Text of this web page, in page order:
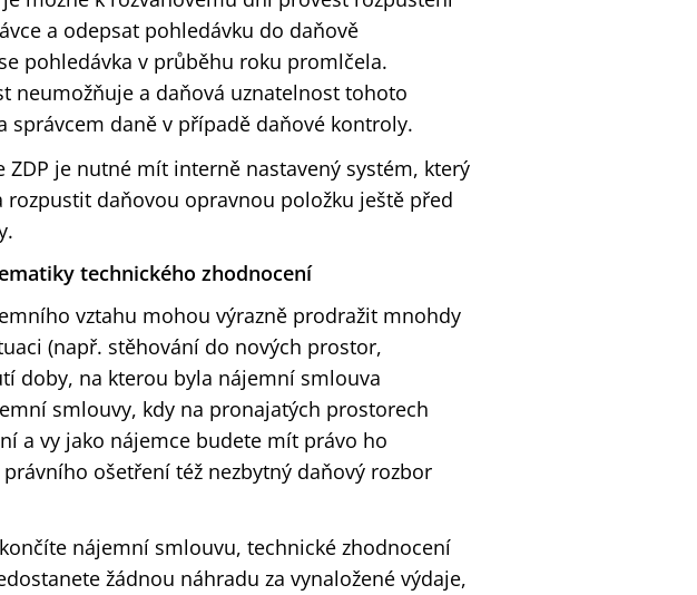
a odepsat pohledávku do daňově
pohledávka v průběhu roku promlčela.
neumožňuje a daňová uznatelnost tohoto
správcem daně v případě daňové kontroly.
je nutné mít interně nastavený systém, který
daňovou opravnou položku ještě před
technického zhodnocení
vztahu mohou výrazně prodražit mnohdy
(např. stěhování do nových prostor,
doby, na kterou byla nájemní smlouva
smlouvy, kdy na pronajatých prostorech
a vy jako nájemce budete mít právo ho
ošetření též nezbytný daňový rozbor
nájemní smlouvu, technické zhodnocení
žádnou náhradu za vynaložené výdaje,